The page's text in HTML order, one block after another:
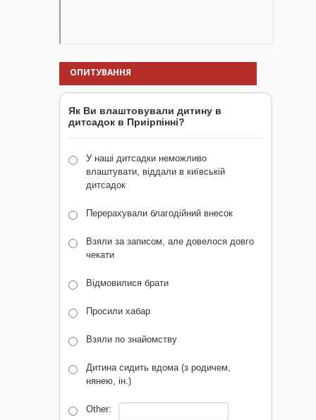
ОПИТУВАННЯ
Як Ви влаштовували дитину в
дитсадок в Приірпінні?
У наші дитсадки неможливо
влаштувати, віддали в київській
дитсадок
Перерахували благодійний внесок
Взяли за записом, але довелося довго
чекати
Відмовилися брати
Просили хабар
Взяли по знайомству
Дитина сидить вдома (з родичем,
нянею, ін.)
Other: